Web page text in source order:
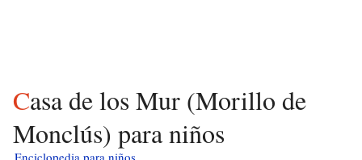
Casa de los Mur (Morillo de
Monclús) para niños
Enciclopedia para niños